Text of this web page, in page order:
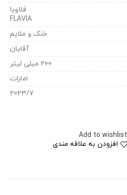
فلاویا
FLAVIA
خنک و ملایم
آقایان
200 میلی لیتر
امارات
2023/7
Add to wishlist
افزودن به علاقه مندی